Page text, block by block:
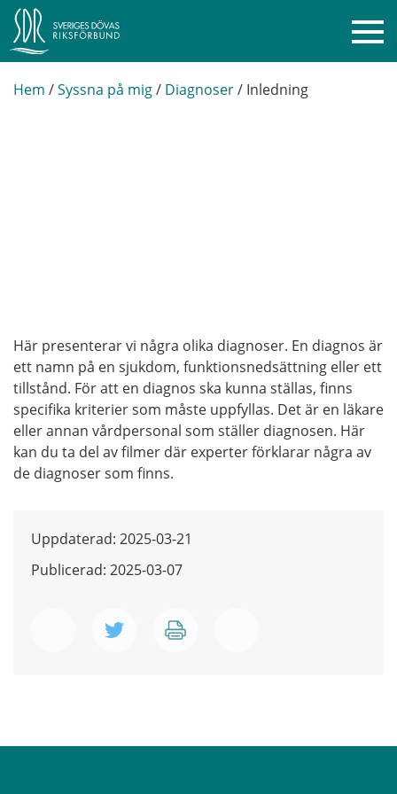
Hem /Syssna på mig/ Diagnoser/ Inledning
Här presenterar vi några olika diagnoser. En diagnos är
ett namn på en sjukdom, funktionsnedsättning eller ett
tillstånd. För att en diagnos ska kunna ställas, finns
specifika kriterier som måste uppfyllas. Det är en läkare
eller annan vårdpersonal som ställer diagnosen. Här
kan du ta del av filmer där experter förklarar några av
de diagnoser som finns.
Uppdaterad: 2025-03-21
Publicerad: 2025-03-07